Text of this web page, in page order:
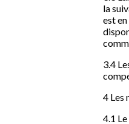
la
est
3.4
4 Les
4.1